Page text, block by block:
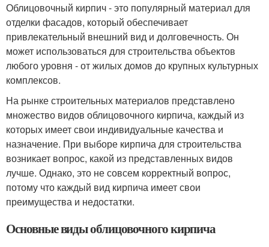
Облицовочный кирпич - это популярный материал для
отделки фасадов, который обеспечивает
привлекательный внешний вид и долговечность. Он
может использоваться для строительства объектов
любого уровня - от жилых домов до крупных культурных
комплексов.
На рынке строительных материалов представлено
множество видов облицовочного кирпича, каждый из
которых имеет свои индивидуальные качества и
назначение. При выборе кирпича для строительства
возникает вопрос, какой из представленных видов
лучше. Однако, это не совсем корректный вопрос,
потому что каждый вид кирпича имеет свои
преимущества и недостатки.
Основные виды облицовочного кирпича